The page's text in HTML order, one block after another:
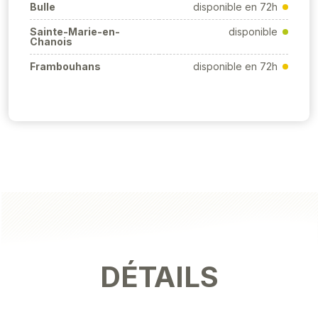
Bulle disponible en 72h
Sainte-Marie-en-
Chanois
disponible
Frambouhans disponible en 72h
DÉTAILS